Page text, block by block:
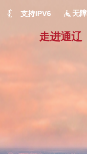
支持IPV6 无
走进通辽